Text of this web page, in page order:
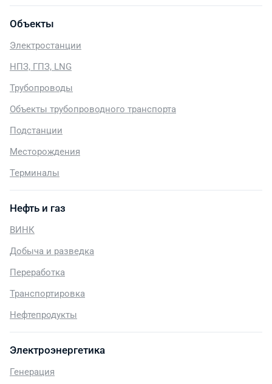
Объекты
Электростанции
НПЗ, ГПЗ, LNG
Трубопроводы
Объекты трубопроводного транспорта
Подстанции
Месторождения
Терминалы
Нефть и газ
ВИНК
Добыча и разведка
Переработка
Транспортировка
Нефтепродукты
Электроэнергетика
Генерация